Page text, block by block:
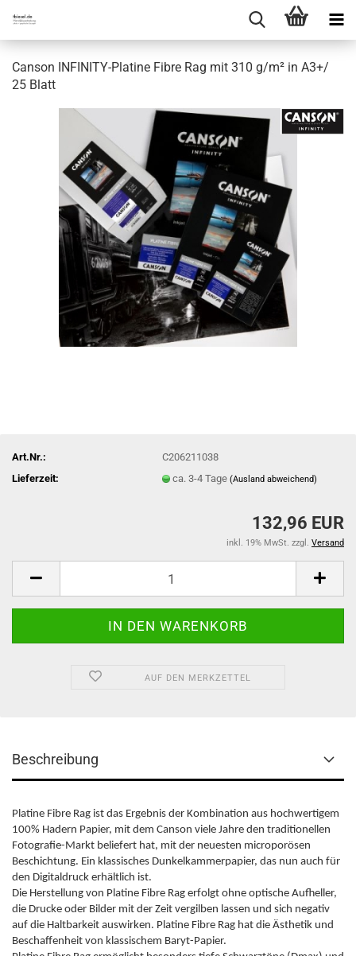
Canson INFINITY-Platine Fibre Rag mit 310 g/m² in A3+/
25 Blatt
Art.Nr.:
C206211038
Lieferzeit:
ca. 3-4 Tage(Ausland abweichend)
132,96 EUR
inkl. 19% MwSt. zzgl. Versand
AUF DEN MERKZETTEL
Beschreibung
Platine Fibre Rag ist das Ergebnis der Kombination aus hochwertigem
100% Hadern Papier, mit dem Canson viele Jahre den traditionellen
Fotografie-Markt beliefert hat, mit der neuesten microporösen
Beschichtung. Ein klassisches Dunkelkammerpapier, das nun auch für
den Digitaldruck erhältlich ist.
Die Herstellung von Platine Fibre Rag erfolgt ohne optische Aufheller,
die Drucke oder Bilder mit der Zeit vergilben lassen und sich negativ
auf die Haltbarkeit auswirken. Platine Fibre Rag hat die Ästhetik und
Beschaffenheit von klassischem Baryt-Papier.